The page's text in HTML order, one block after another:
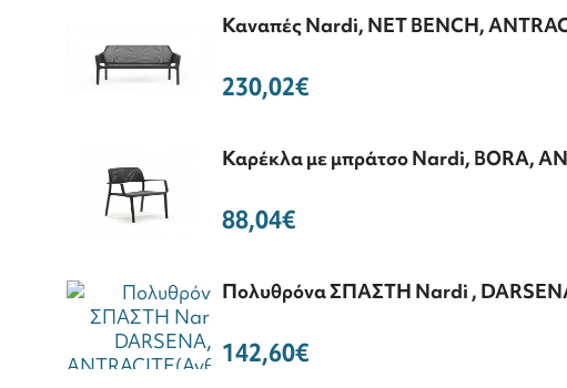
Καναπές Nardi, NET BENCH,
230,02€
Καρέκλα με μπράτσο Nardi, BORA,
88,04€
Πολυθρόνα ΣΠΑΣΤΗ Nardi ,
142,60€